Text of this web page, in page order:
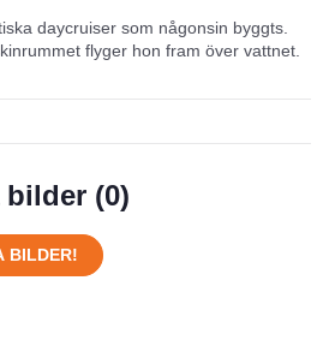
på land
kräva reparation
daycruiser som någonsin byggts.
flyger hon fram över vattnet.
bilder (0)
BILDER!